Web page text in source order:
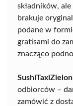
składników,
brakuje
podane w
gratisami do
znacząco
odbiorców –
zamówić z